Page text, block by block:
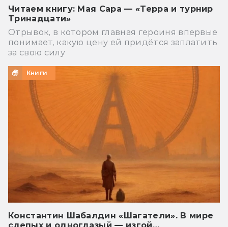
Читаем книгу: Мая Сара — «Терра и турнир
Тринадцати»
Отрывок, в котором главная героиня впервые
понимает, какую цену ей придётся заплатить
за свою силу
Книги
Константин Шабалдин «Шагатели». В мире
слепых и одноглазый — изгой…